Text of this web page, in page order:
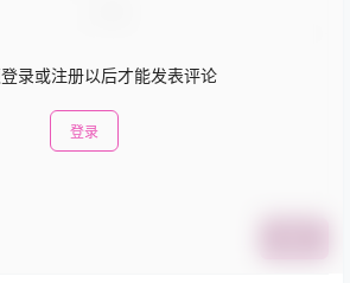
录或注册以后才能发表评论
登录